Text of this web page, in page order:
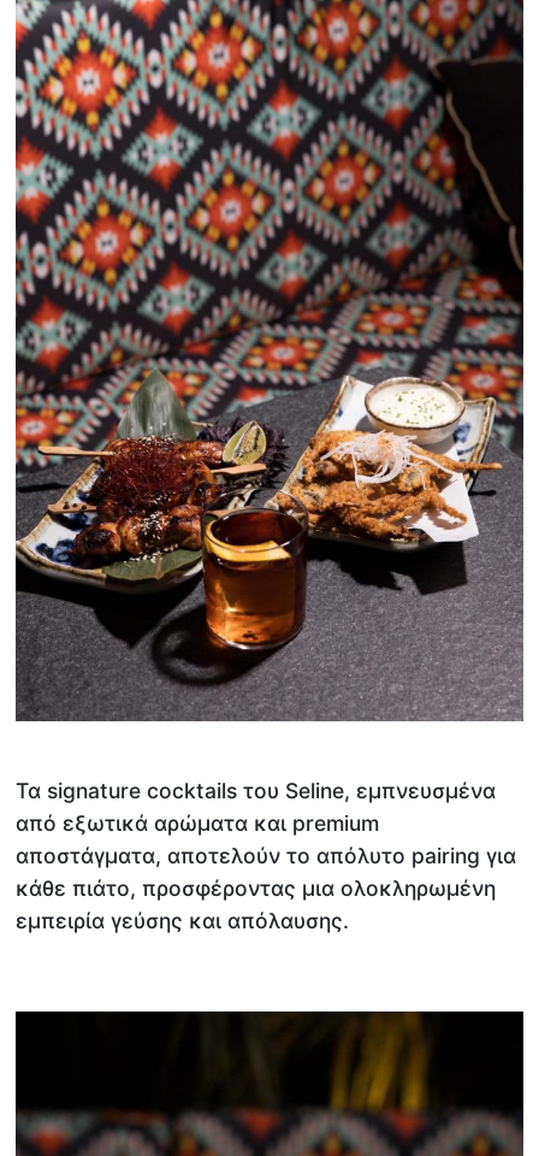
Τα signature cocktails του Seline, εμπνευσμένα
από εξωτικά αρώματα και premium
αποστάγματα, αποτελούν το απόλυτο pairing για
κάθε πιάτο, προσφέροντας μια ολοκληρωμένη
εμπειρία γεύσης και απόλαυσης.